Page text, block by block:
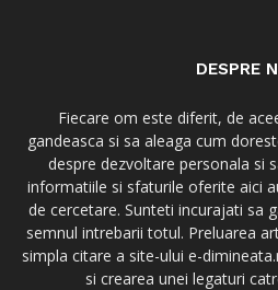
DESPRE
Fiecare om este diferit, de
gandeasca si sa aleaga cum
despre dezvoltare personala si
informatiile si sfaturile oferite aici
de cercetare. Sunteti incurajati sa
semnul intrebarii totul. Preluarea
simpla citare a site-ului e-
si crearea unei legaturi